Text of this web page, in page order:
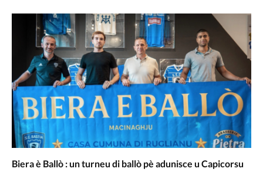
Biera è Ballò : un turneu di ballò pè adunisce u Capicorsu